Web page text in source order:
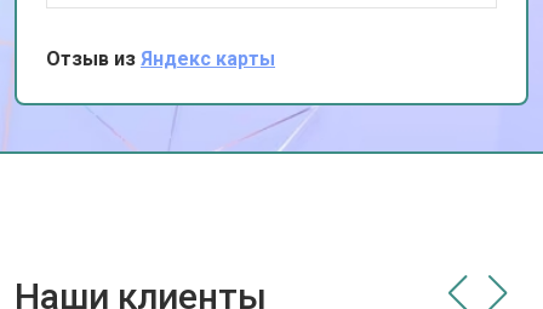
Отзыв из Яндекс карты
Наши клиенты